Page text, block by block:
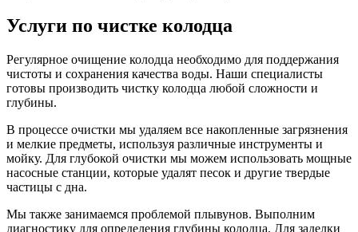
Услуги по чистке колодца
Регулярное очищение колодца необходимо для поддержания
чистоты и сохранения качества воды. Наши специалисты
готовы производить чистку колодца любой сложности и
глубины.
В процессе очистки мы удаляем все накопленные загрязнения
и мелкие предметы, используя различные инструменты и
мойку. Для глубокой очистки мы можем использовать мощные
насосные станции, которые удалят песок и другие твердые
частицы с дна.
Мы также занимаемся проблемой плывунов. Выполним
диагностику для определения глубины колодца. Для заделки